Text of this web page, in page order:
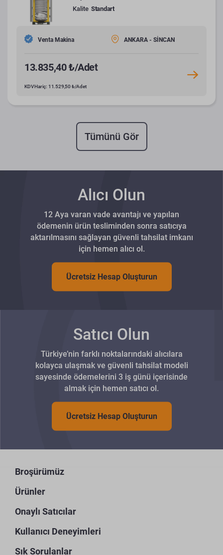
Kalite Standart
Venta Makina ANKARA - SİNCAN
13.835,40 ₺/Adet
KDV Hariç: 11.529,50 ₺/Adet
Tümünü Gör
Alıcı Olun
12 Aya varan vade avantajı ve yapılan
ödemenin ürün tesliminden sonra satıcıya
aktarılmasını sağlayan güvenli tahsilat imkanı
için hemen alıcı ol.
Ücretsiz Hesap Oluşturun
Satıcı Olun
Türkiye’nin farklı noktalarındaki alıcılara
kolayca ulaşmak ve güvenli tahsilat modeli
sayesinde ödemelerini 3 iş günü içerisinde
almak için hemen satıcı ol.
Ücretsiz Hesap Oluşturun
Broşürümüz
Ürünler
Onaylı Satıcılar
Kullanıcı Deneyimleri
Sık Sorulanlar